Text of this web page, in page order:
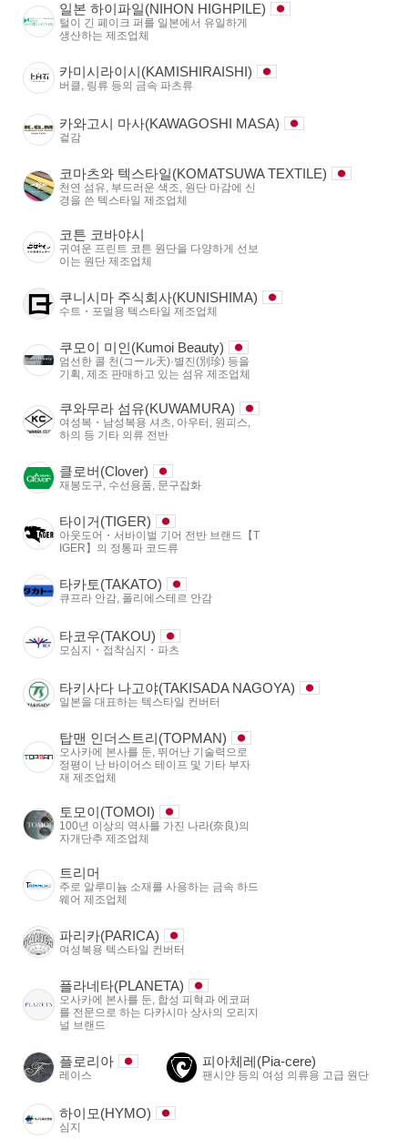
일본 하이파일(NIHON HIGHPILE)
털이 긴 페이크 퍼를 일본에서 유일하게
생산하는 제조업체
카미시라이시(KAMISHIRAISHI)
버클, 링류 등의 금속 파츠류
카와고시 마사(KAWAGOSHI MASA)
겉감
코마츠와 텍스타일(KOMATSUWA TEXTILE)
천연 섬유, 부드러운 색조, 원단 마감에 신
경을 쓴 텍스타일 제조업체
코튼 코바야시
귀여운 프린트 코튼 원단을 다양하게 선보
이는 원단 제조업체
쿠니시마 주식회사(KUNISHIMA)
수트・포멀용 텍스타일 제조업체
쿠모이 미인(Kumoi Beauty)
엄선한 콜 천(コール天)·별진(別珍) 등을
기획, 제조 판매하고 있는 섬유 제조업체
쿠와무라 섬유(KUWAMURA)
여성복・남성복용 셔츠, 아우터, 원피스,
하의 등 기타 의류 전반
클로버(Clover)
재봉도구, 수선용품, 문구잡화
타이거(TIGER)
아웃도어・서바이벌 기어 전반 브랜드【T
IGER】의 정통파 코드류
타카토(TAKATO)
큐프라 안감, 폴리에스테르 안감
타코우(TAKOU)
모심지・접착심지・파츠
타키사다 나고야(TAKISADA NAGOYA)
일본을 대표하는 텍스타일 컨버터
탑맨 인더스트리(TOPMAN)
오사카에 본사를 둔, 뛰어난 기술력으로
정평이 난 바이어스 테이프 및 기타 부자
재 제조업체
토모이(TOMOI)
100년 이상의 역사를 가진 나라(奈良)의
자개단추 제조업체
트리머
주로 알루미늄 소재를 사용하는 금속 하드
웨어 제조업체
파리카(PARICA)
여성복용 텍스타일 컨버터
플라네타(PLANETA)
오사카에 본사를 둔, 합성 피혁과 에코퍼
를 전문으로 하는 다카시마 상사의 오리지
널 브랜드
플로리아
레이스
피아체레(Pia-cere)
팬시얀 등의 여성 의류용 고급 원단
하이모(HYMO)
심지